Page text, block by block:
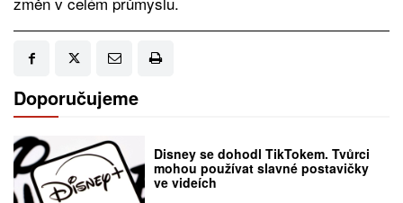
Doporučujeme
Disney se dohodl TikTokem. Tvůrci
mohou používat slavné postavičky
ve videích